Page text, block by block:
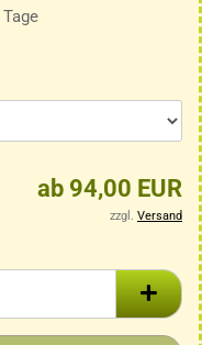
ab 94,00 EUR
zzgl. Versand